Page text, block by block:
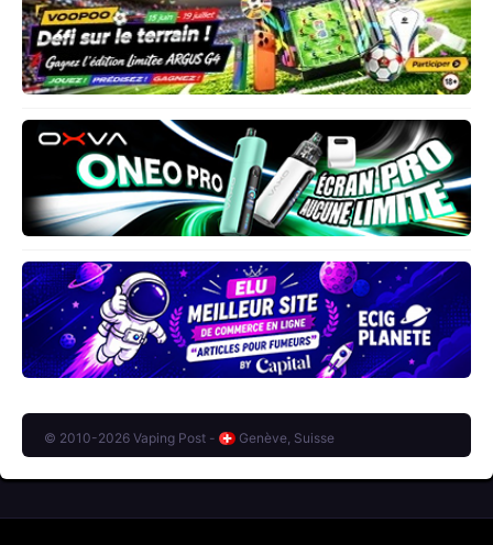
© 2010-2026 Vaping Post - Genève, Suisse